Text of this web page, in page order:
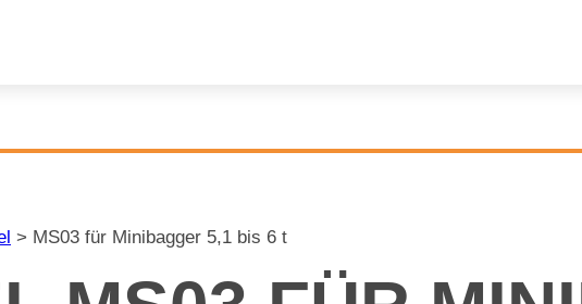
> MS03 für Minibagger 5,1 bis 6 t